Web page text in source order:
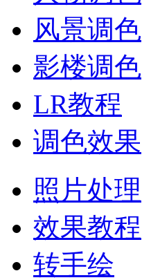
风景调色
影楼调色
LR教程
调色效果
照片处理
效果教程
转手绘